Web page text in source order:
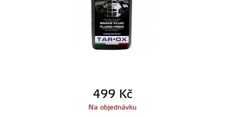
499 Kč
Na objednávku